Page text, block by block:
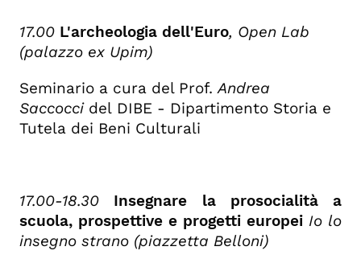
17.00 L'archeologia dell'Euro, Open Lab
(palazzo ex Upim)
Seminario a cura del Prof.Andrea
Saccocci del DIBE - Dipartimento Storia e
Tutela dei Beni Culturali
17.00-18.30
Insegnare la prosocialità a
scuola, prospettive e progetti europei Io lo
insegno strano (piazzetta Belloni)